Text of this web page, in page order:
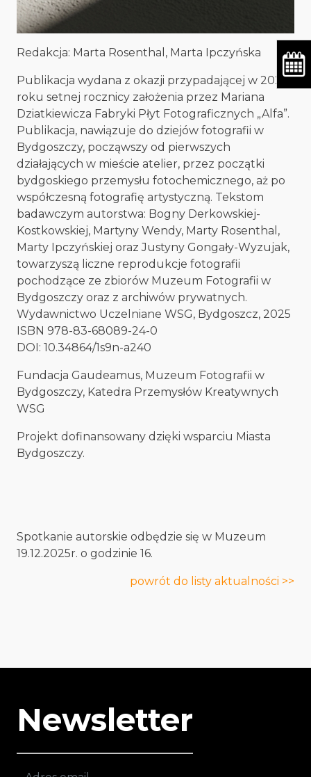
Redakcja: Marta Rosenthal, Marta Ipczyńska
Publikacja wydana z okazji przypadającej w 2025
roku setnej rocznicy założenia przez Mariana
Dziatkiewicza Fabryki Płyt Fotograficznych „Alfa”.
Publikacja, nawiązuje do dziejów fotografii w
Bydgoszczy, począwszy od pierwszych
działających w mieście atelier, przez początki
bydgoskiego przemysłu fotochemicznego, aż po
współczesną fotografię artystyczną. Tekstom
badawczym autorstwa: Bogny Derkowskiej-
Kostkowskiej, Martyny Wendy, Marty Rosenthal,
Marty Ipczyńskiej oraz Justyny Gongały-Wyzujak,
towarzyszą liczne reprodukcje fotografii
pochodzące ze zbiorów Muzeum Fotografii w
Bydgoszczy oraz z archiwów prywatnych.
Wydawnictwo Uczelniane WSG, Bydgoszcz, 2025
ISBN 978-83-68089-24-0
DOI: 10.34864/1s9n-a240
Fundacja Gaudeamus, Muzeum Fotografii w
Bydgoszczy, Katedra Przemysłów Kreatywnych
WSG
Projekt dofinansowany dzięki wsparciu Miasta
Bydgoszczy.
Spotkanie autorskie odbędzie się w Muzeum
19.12.2025r. o godzinie 16.
powrót do listy aktualności >>
Newsletter